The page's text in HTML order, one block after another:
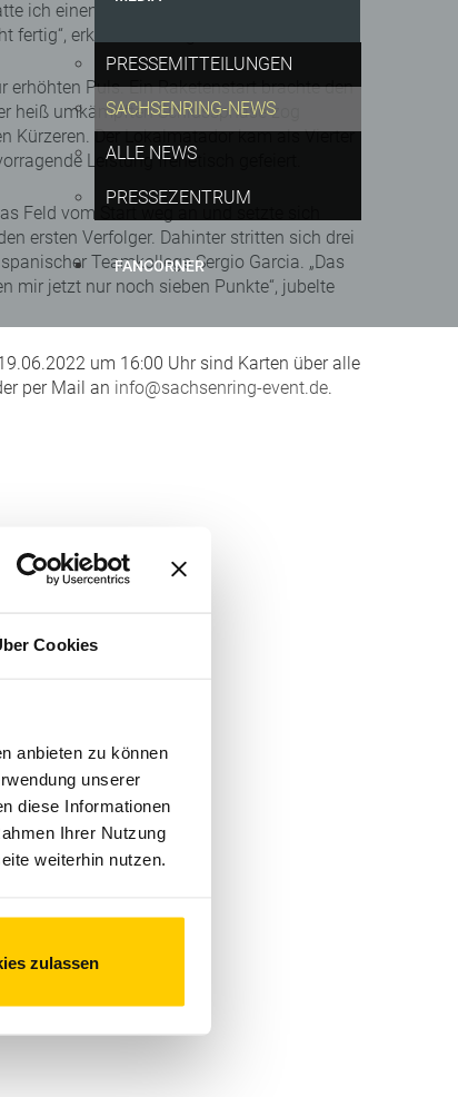
Cookies
anbieten zu können
unserer
diese Informationen
Ihrer Nutzung
weiterhin nutzen.
zulassen
PRESSEMITTEILUNGEN
SACHSENRING-NEWS
ALLE NEWS
PRESSEZENTRUM
FANCORNER
ich einen richtig guten Rhythmus. Vielen
erklärte der Sieger.
erhöhten Puls. Ein Raketenstart brachte den
heiß umkämpften Schlussphase zog
Kürzeren. Der Lokalmatador kam als Vierter
Leistung frenetisch gefeiert.
Feld vom Start weg an und setzte sich
ersten Verfolger. Dahinter stritten sich drei
Teamkollege Sergio Garcia. „Das
mir jetzt nur noch sieben Punkte“, jubelte
um 16:00 Uhr sind Karten über alle
per Mail an info@sachsenring-event.de.